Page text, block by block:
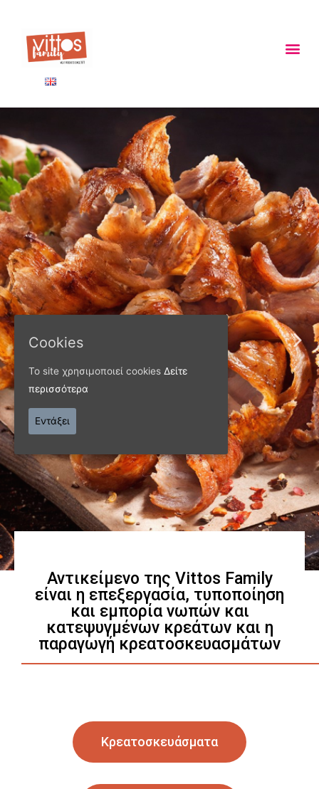
ΠΑΝΩ ΑΠΟ 40 ΧΡΟΝΙΑ
Παράγουμε προϊόντα
ποιότητας
Γνωρίστε μας
Αντικείμενο της Vittos Family
είναι η επεξεργασία, τυποποίηση
και εμπορία νωπών και
κατεψυγμένων κρεάτων και η
παραγωγή κρεατοσκευασμάτων
Κρεατοσκευάσματα
Cookies
Το site χρησιμοποιεί cookies Δείτε
περισσότερα
Εντάξει